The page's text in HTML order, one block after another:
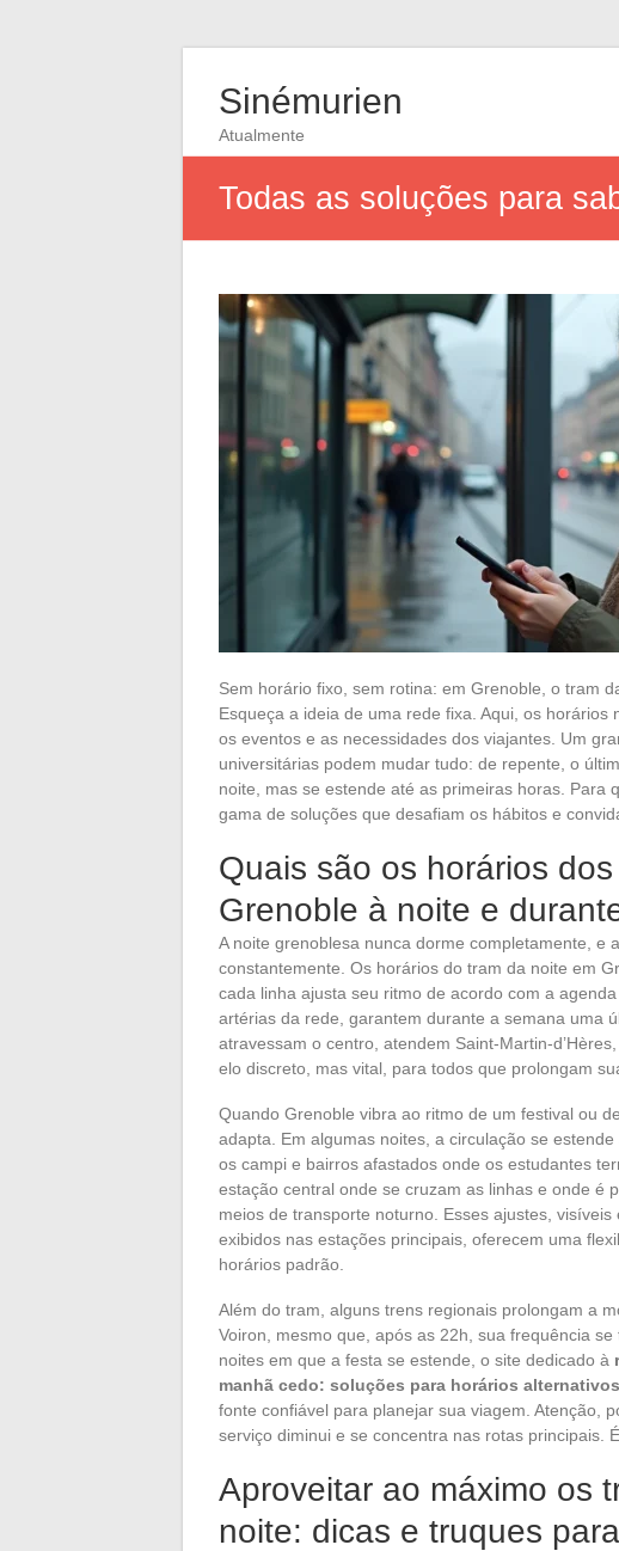
Sinémurien
Atualmente
Todas as soluções para
Sem horário fixo, sem rotina: em Grenoble, o tram
Esqueça a ideia de uma rede fixa. Aqui, os
os eventos e as necessidades dos viajantes. Um
universitárias podem mudar tudo: de repente, o
noite, mas se estende até as primeiras horas. Para
gama de soluções que desafiam os hábitos e
Quais são os horários
Grenoble à noite e
A noite grenoblesa nunca dorme completamente, e
constantemente. Os horários do tram da noite em
cada linha ajusta seu ritmo de acordo com a
artérias da rede, garantem durante a semana uma
atravessam o centro, atendem Saint-Martin-
elo discreto, mas vital, para todos que prolongam
Quando Grenoble vibra ao ritmo de um festival ou
adapta. Em algumas noites, a circulação se
os campi e bairros afastados onde os estudantes
estação central onde se cruzam as linhas e onde é
meios de transporte noturno. Esses ajustes,
exibidos nas estações principais, oferecem uma
horários padrão.
Além do tram, alguns trens regionais prolongam a
Voiron, mesmo que, após as 22h, sua frequência
noites em que a festa se estende, o site dedicado à
manhã cedo: soluções para horários
fonte confiável para planejar sua viagem. Atenção,
serviço diminui e se concentra nas rotas principais.
Aproveitar ao máximo os
noite: dicas e truques